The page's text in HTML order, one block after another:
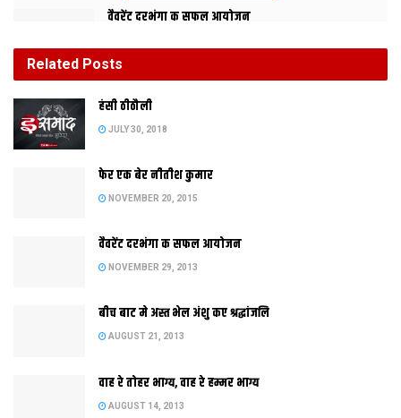
वैवरेंट दरभंगा क सफल आयोजन
बनल नबंर वन |सबस तेजी स बढ़ेबा लेल सब गोटे कए धन्यबाद
Related Posts
हंसी ठीठौली
JULY 30, 2018
फेर एक बेर नीतीश कुमार
NOVEMBER 20, 2015
वैवरेंट दरभंगा क सफल आयोजन
NOVEMBER 29, 2013
बीच बाट मे अस्त भेल अंशु कए श्रद्धांजलि
AUGUST 21, 2013
वाह रे तोहर भाग्य, वाह रे हम्मर भाग्य
AUGUST 14, 2013